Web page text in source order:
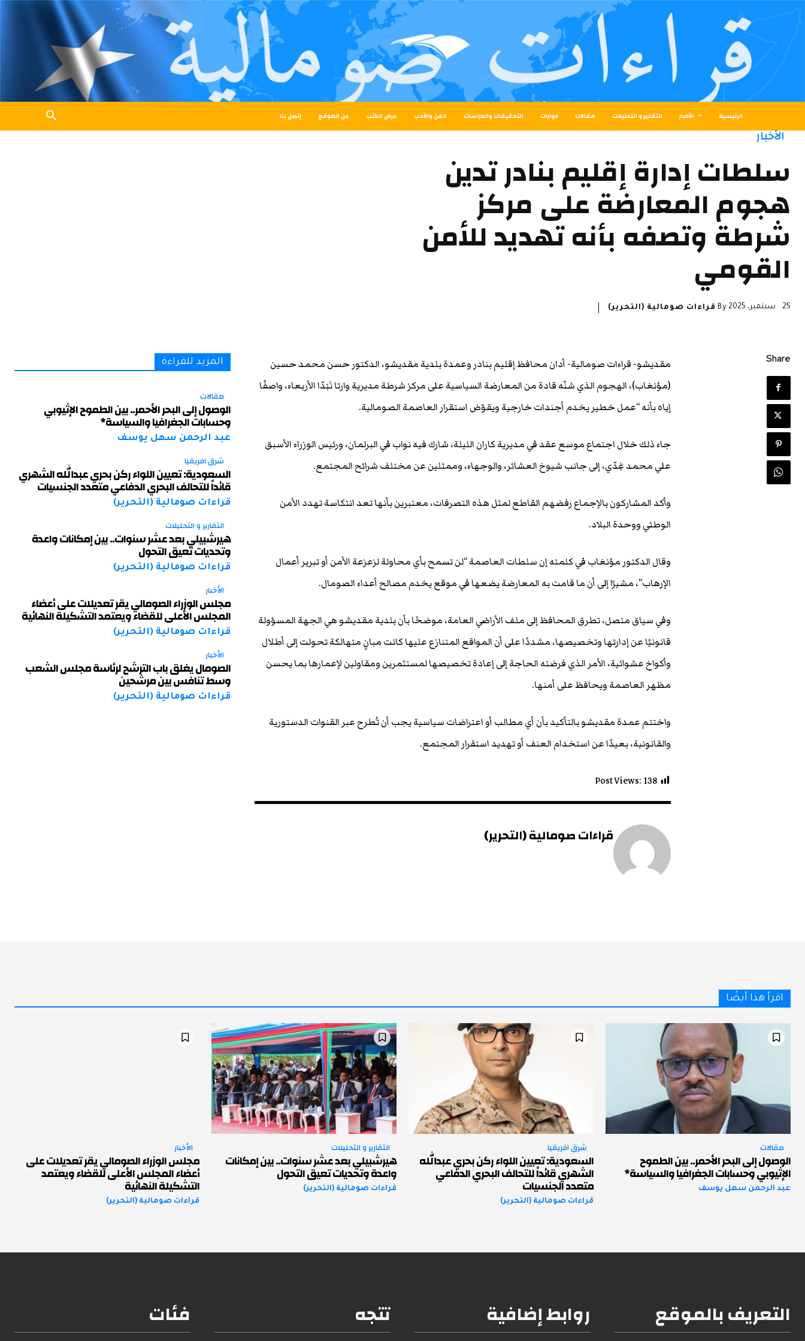
الرئيسية الأخبار التقارير و التحليلات مقالات حوارات التحقيقات والدراسات الفن والأدب عرض الكتب عن الموقع إتصل بنا
الأخبار
سلطات إدارة إقليم بنادر تدين
هجوم المعارضة على مركز
شرطة وتصفه بأنه تهديد للأمن
القومي
25 سبتمبر، 2025 By قراءات صومالية (التحرير)
المزيد للقراءة
مقالات
الوصول إلى البحر الأحمر.. بين الطموح الإثيوبي
وحسابات الجغرافيا والسياسة*
عبد الرحمن سهل يوسف
شرق افريقيا
السعودية: تعيين اللواء ركن بحري عبدالله الشهري
قائداً للتحالف البحري الدفاعي متعدد الجنسيات
قراءات صومالية (التحرير)
التقارير و التحليلات
هيرشبيلي بعد عشر سنوات.. بين إمكانات واعدة
وتحديات تعيق التحول
قراءات صومالية (التحرير)
الأخبار
مجلس الوزراء الصومالي يقر تعديلات على أعضاء
المجلس الأعلى للقضاء ويعتمد التشكيلة النهائية
قراءات صومالية (التحرير)
الأخبار
الصومال يغلق باب الترشح لرئاسة مجلس الشعب
وسط تنافس بين مرشحين
قراءات صومالية (التحرير)
مقديشو- قراءات صومالية- أدان محافظ إقليم بنادر وعمدة بلدية مقديشو، الدكتور حسن محمد حسين
(موُنغاب)، الهجوم الذي شنّه قادة من المعارضة السياسية على مركز شرطة مديرية وارتا نَبَدّا الأربعاء، واصفًا
إياه بأنه “عمل خطير يخدم أجندات خارجية ويقوّض استقرار العاصمة الصومالية.
جاء ذلك خلال اجتماع موسع عقد في مديرية كاران الليلة، شارك فيه نواب في البرلمان، ورئيس الوزراء الأسبق
علي محمد غِدّي، إلى جانب شيوخ العشائر، والوجهاء، وممثلين عن مختلف شرائح المجتمع.
وأكد المشاركون بالإجماع رفضهم القاطع لمثل هذه التصرفات، معتبرين بأنها تعد انتكاسة تهدد الأمن
الوطني ووحدة البلاد.
وقال الدكتور موُنغاب في كلمته إن سلطات العاصمة “لن تسمح بأي محاولة لزعزعة الأمن أو تبرير أعمال
الإرهاب”، مشيرًا إلى أن ما قامت به المعارضة يضعها في موقع يخدم مصالح أعداء الصومال.
وفي سياق متصل، تطرق المحافظ إلى ملف الأراضي العامة، موضحًا بأن بلدية مقديشو هي الجهة المسؤولة
قانونيًا عن إدارتها وتخصيصها، مشددًا على أن المواقع المتنازع عليها كانت مبانٍ متهالكة تحولت إلى أطلال
وأكواخ عشوائية، الأمر الذي فرضته الحاجة إلى إعادة تخصيصها لمستثمرين ومقاولين لإعمارها بما يحسن
مظهر العاصمة ويحافظ على أمنها.
واختتم عمدة مقديشو بالتأكيد بأن أي مطالب أو اعتراضات سياسية يجب أن تُطرح عبر القنوات الدستورية
والقانونية، بعيدًا عن استخدام العنف أو تهديد استقرار المجتمع.
Post Views: 138
قراءات صومالية (التحرير)
Share
اقرأ هذا أيضًا
مقالات
الوصول إلى البحر الأحمر.. بين الطموح
الإثيوبي وحسابات الجغرافيا والسياسة*
عبد الرحمن سهل يوسف
شرق افريقيا
السعودية: تعيين اللواء ركن بحري عبدالله
الشهري قائداً للتحالف البحري الدفاعي
متعدد الجنسيات
قراءات صومالية (التحرير)
التقارير و التحليلات
هيرشبيلي بعد عشر سنوات.. بين إمكانات
واعدة وتحديات تعيق التحول
قراءات صومالية (التحرير)
الأخبار
مجلس الوزراء الصومالي يقر تعديلات على
أعضاء المجلس الأعلى للقضاء ويعتمد
التشكيلة النهائية
قراءات صومالية (التحرير)
فئات تتجه روابط إضافية التعريف بالموقع